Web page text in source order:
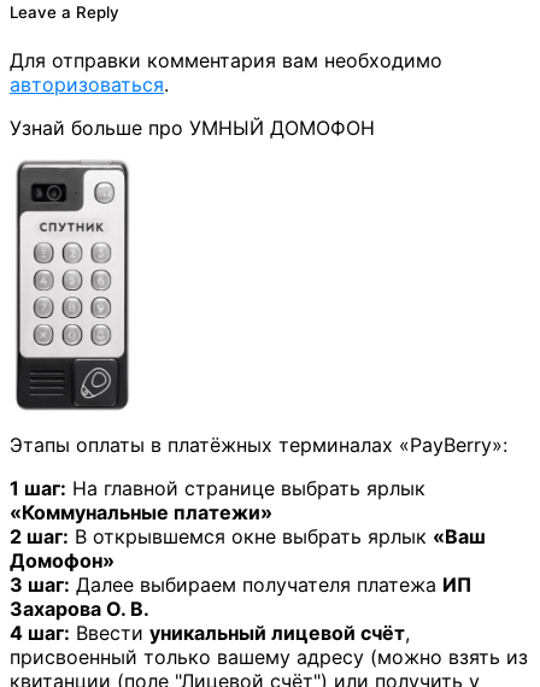
Leave a Reply
Для отправки комментария вам необходимо
авторизоваться.
Узнай больше про УМНЫЙ ДОМОФОН
Этапы оплаты в платёжных терминалах «PayBerry»:
1 шаг: На главной странице выбрать ярлык
«Коммунальные платежи»
2 шаг: В открывшемся окне выбрать ярлык «Ваш
Домофон»
3 шаг: Далее выбираем получателя платежа ИП
Захарова О. В.
4 шаг: Ввести уникальный лицевой счёт,
присвоенный только вашему адресу (можно взять из
квитанции (поле "Лицевой счёт") или получить у